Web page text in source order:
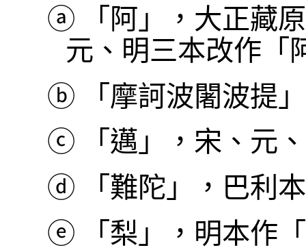
ⓐ
「阿」，大正藏
元、明三本改作「
ⓑ
「摩訶波闍波提
ⓒ
「邁」，宋、元
ⓓ
「難陀」，巴利
ⓔ
「梨」，明本作